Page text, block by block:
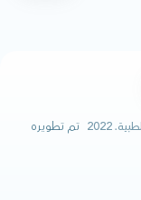
2022
تم تطويره